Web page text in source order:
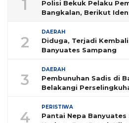
1
Polisi Bekuk Pelaku
Bangkalan, Berikut
2
DAERAH
Diduga, Terjadi
Banyuates Sampang
3
DAERAH
Pembunuhan Sadis di
Belakangi
4
PERISTIWA
Pantai Nepa Banyuates